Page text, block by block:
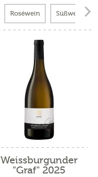
Roséwein Süßwein 
Weissburgunder
"Graf" 2025